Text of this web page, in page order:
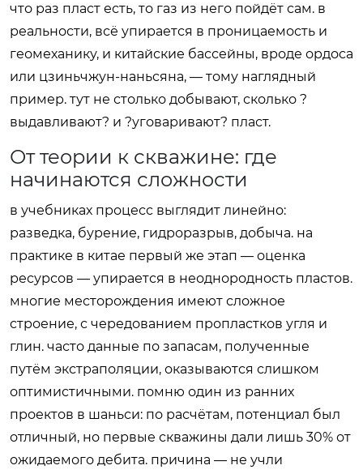
что раз пласт есть, то газ из него пойдёт сам. в
реальности, всё упирается в проницаемость и
геомеханику, и китайские бассейны, вроде ордоса
или цзиньчжун-наньсяна, — тому наглядный
пример. тут не столько добывают, сколько ?
выдавливают? и ?уговаривают? пласт.
От теории к скважине: где
начинаются сложности
в учебниках процесс выглядит линейно:
разведка, бурение, гидроразрыв, добыча. на
практике в китае первый же этап — оценка
ресурсов — упирается в неоднородность пластов.
многие месторождения имеют сложное
строение, с чередованием пропластков угля и
глин. часто данные по запасам, полученные
путём экстраполяции, оказываются слишком
оптимистичными. помню один из ранних
проектов в шаньси: по расчётам, потенциал был
отличный, но первые скважины дали лишь 30% от
ожидаемого дебита. причина — не учли